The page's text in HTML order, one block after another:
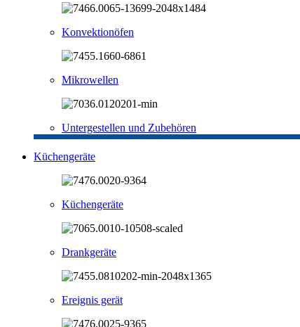
Konvektionöfen
Mikrowellen
Untergestellen und Zubehören
Küchengeräte
Küchengeräte
Drankgeräte
Ereignis gerät